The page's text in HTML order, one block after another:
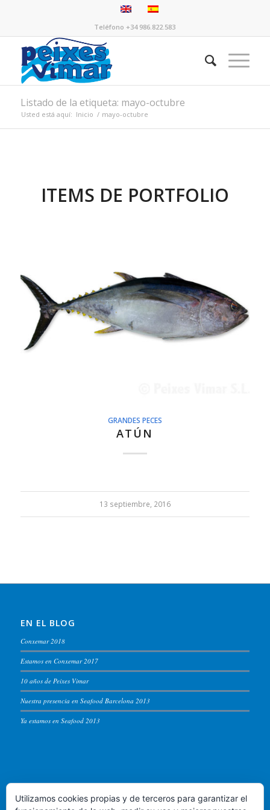
Teléfono +34 986.822.583
Listado de la etiqueta: mayo-octubre
Usted está aquí: Inicio / mayo-octubre
ITEMS DE PORTFOLIO
GRANDES PECES
ATÚN
13 septiembre, 2016
EN EL BLOG
Conxemar 2018
Estamos en Conxemar 2017
10 años de Peixes Vimar
Nuestra presencia en Seafood Barcelona 2013
Ya estamos en Seafood 2013
Puerto de Vigo, lonja de altura - Almacen 54
Utilizamos cookies propias y de terceros para garantizar el